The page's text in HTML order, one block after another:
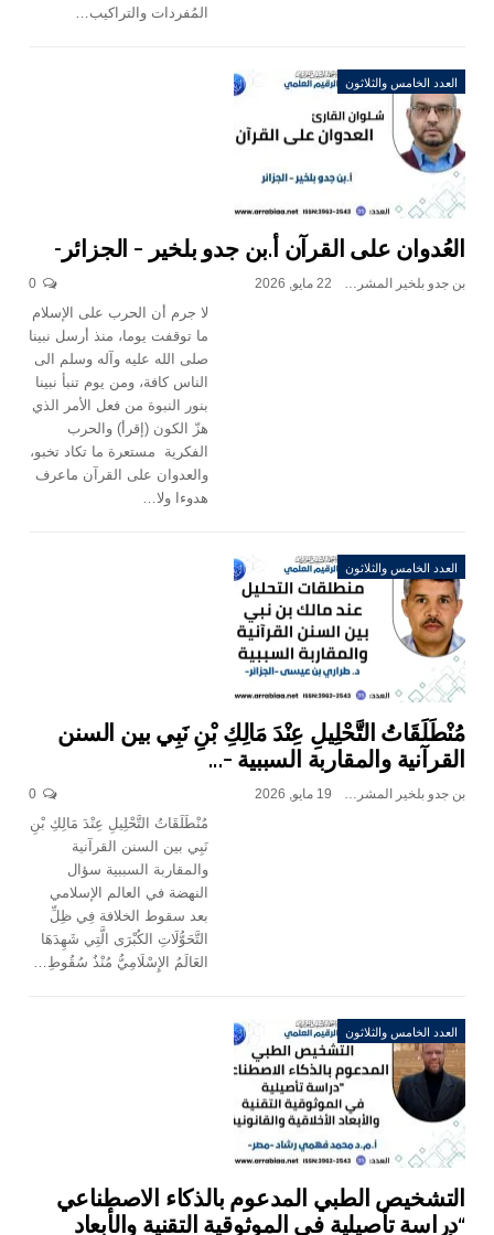
المُفردات والتراكيب…
العدد الخامس والثلاثون
العُدوان على القرآن أ.بن جدو بلخير – الجزائر-
بن جدو بلخير المشرف العام 22 مايو, 2026
لا جرم أن الحرب على الإسلام
ما توقفت يوما، منذ أرسل نبينا
صلى الله عليه وآله وسلم الى
الناس كافة، ومن يوم تنبأ نبينا
بنور النبوة من فعل الأمر الذي
هزّ الكون (إقرأ) والحرب
الفكرية مستعرة ما تكاد تخبو،
والعدوان على القرآن ماعرف
هدوءا ولا…
العدد الخامس والثلاثون
مُنْطَلَقَاتُ التَّحْلِيلِ عِنْدَ مَالِكِ بْنِ نَبِي بين السنن
القرآنية والمقاربة السببية –…
بن جدو بلخير المشرف العام 19 مايو, 2026
مُنْطَلَقَاتُ التَّحْلِيلِ عِنْدَ مَالِكِ بْنِ
نَبِي بين السنن القرآنية
والمقاربة السببية سؤال
النهضة في العالم الإسلامي
بعد سقوط الخلافة فِي ظِلِّ
التَّحَوُّلَاتِ الكُبْرَى الَّتِي شَهِدَهَا
العَالَمُ الإِسْلَامِيُّ مُنْذُ سُقُوطِ…
العدد الخامس والثلاثون
التشخيص الطبي المدعوم بالذكاء الاصطناعي
“دراسة تأصيلية في الموثوقية التقنية والأبعاد